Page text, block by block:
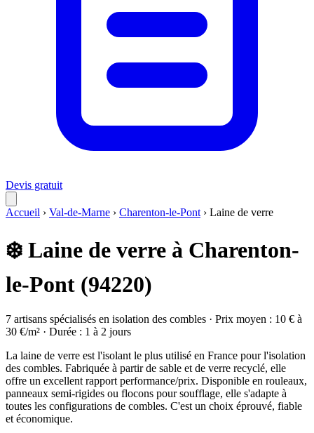
Devis gratuit
Accueil › Val-de-Marne › Charenton-le-Pont › Laine de verre
❄️ Laine de verre à Charenton-
le-Pont (94220)
7 artisans spécialisés en isolation des combles · Prix moyen : 10 € à
30 €/m² · Durée : 1 à 2 jours
La laine de verre est l'isolant le plus utilisé en France pour l'isolation
des combles. Fabriquée à partir de sable et de verre recyclé, elle
offre un excellent rapport performance/prix. Disponible en rouleaux,
panneaux semi-rigides ou flocons pour soufflage, elle s'adapte à
toutes les configurations de combles. C'est un choix éprouvé, fiable
et économique.